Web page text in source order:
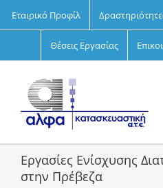
Εταιρικό Προφίλ
Θέσεις Εργασίας
Εργασίες Ενίσχυσης
στην Πρέβεζα